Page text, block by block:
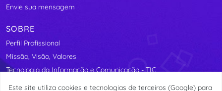
Envie sua mensagem
SOBRE
Perfil Profissional
Missão, Visão, Valores
Tecnologia da Informação e Comunicação - TIC
Segurança Elétrica
Este site utiliza cookies e tecnologias de terceiros (Google) para